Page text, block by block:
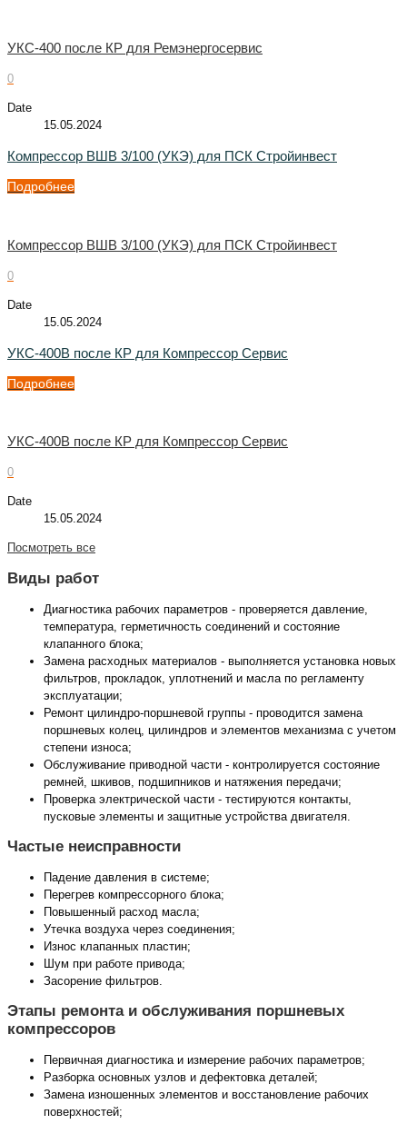
УКС-400 после КР для Ремэнергосервис
0
Date
15.05.2024
Компрессор ВШВ 3/100 (УКЭ) для ПСК Стройинвест
Подробнее
Компрессор ВШВ 3/100 (УКЭ) для ПСК Стройинвест
0
Date
15.05.2024
УКС-400В после КР для Компрессор Сервис
Подробнее
УКС-400В после КР для Компрессор Сервис
0
Date
15.05.2024
Посмотреть все
Виды работ
Диагностика рабочих параметров - проверяется давление,
температура, герметичность соединений и состояние
клапанного блока;
Замена расходных материалов - выполняется установка новых
фильтров, прокладок, уплотнений и масла по регламенту
эксплуатации;
Ремонт цилиндро-поршневой группы - проводится замена
поршневых колец, цилиндров и элементов механизма с учетом
степени износа;
Обслуживание приводной части - контролируется состояние
ремней, шкивов, подшипников и натяжения передачи;
Проверка электрической части - тестируются контакты,
пусковые элементы и защитные устройства двигателя.
Частые неисправности
Падение давления в системе;
Перегрев компрессорного блока;
Повышенный расход масла;
Утечка воздуха через соединения;
Износ клапанных пластин;
Шум при работе привода;
Засорение фильтров.
Этапы ремонта и обслуживания поршневых
компрессоров
Первичная диагностика и измерение рабочих параметров;
Разборка основных узлов и дефектовка деталей;
Замена изношенных элементов и восстановление рабочих
поверхностей;